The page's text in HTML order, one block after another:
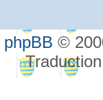
phpBB ©